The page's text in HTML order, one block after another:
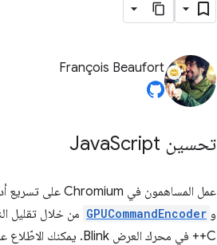
François Beaufort
تحسين Java Script
عمل المساهمون في Chromium على تسريع أداء WebGPU لطُرق
و GPUCommandEncoder
C++ في محرك العرض Blink. يمكنك الاطّلاع على